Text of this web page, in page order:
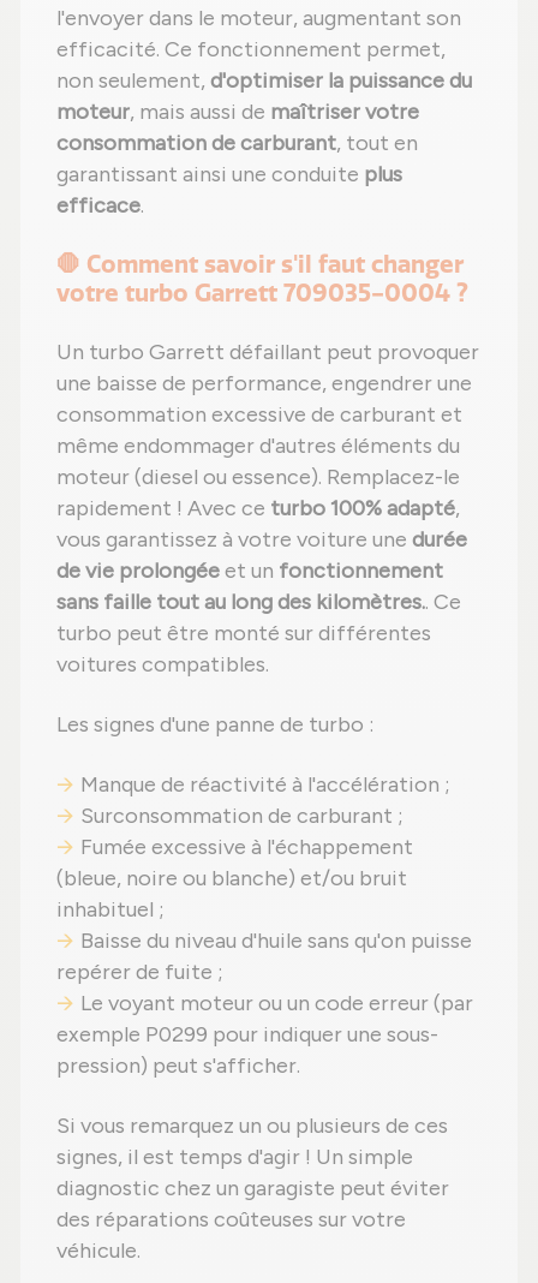
l'envoyer dans le moteur, augmentant son
efficacité. Ce fonctionnement permet,
non seulement, d'optimiser la puissance du
moteur, mais aussi de maîtriser votre
consommation de carburant, tout en
garantissant ainsi une conduite plus
efficace.
🛑 Comment savoir s'il faut changer
votre turbo Garrett 709035-0004 ?
Un turbo Garrett défaillant peut provoquer
une baisse de performance, engendrer une
consommation excessive de carburant et
même endommager d'autres éléments du
moteur (diesel ou essence). Remplacez-le
rapidement ! Avec ce turbo 100% adapté,
vous garantissez à votre voiture une durée
de vie prolongéeet un fonctionnement
sans faille tout au long des kilomètres.. Ce
turbo peut être monté sur différentes
voitures compatibles.
Les signes d'une panne de turbo :
Manque de réactivité à l'accélération ;
Surconsommation de carburant ;
Fumée excessive à l'échappement
(bleue, noire ou blanche) et/ou bruit
inhabituel ;
Baisse du niveau d'huile sans qu'on puisse
repérer de fuite ;
Le voyant moteur ou un code erreur (par
exemple P0299 pour indiquer une sous-
pression) peut s'afficher.
Si vous remarquez un ou plusieurs de ces
signes, il est temps d'agir ! Un simple
diagnostic chez un garagiste peut éviter
des réparations coûteuses sur votre
véhicule.